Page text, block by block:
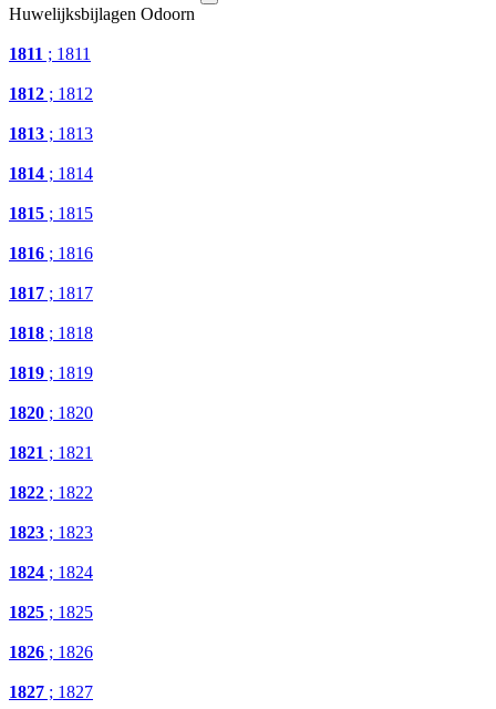
Huwelijksbijlagen Odoorn
1811 ; 1811
1812 ; 1812
1813 ; 1813
1814 ; 1814
1815 ; 1815
1816 ; 1816
1817 ; 1817
1818 ; 1818
1819 ; 1819
1820 ; 1820
1821 ; 1821
1822 ; 1822
1823 ; 1823
1824 ; 1824
1825 ; 1825
1826 ; 1826
1827 ; 1827